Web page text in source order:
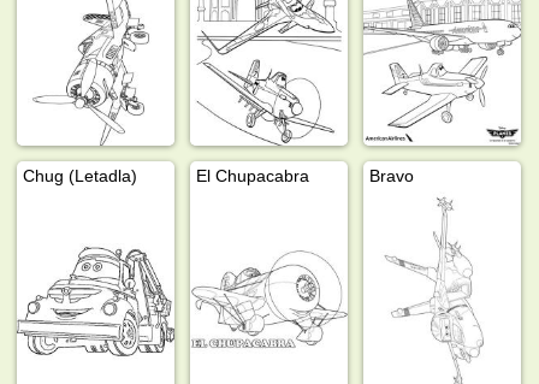
Chug (Letadla) El Chupacabra Bravo